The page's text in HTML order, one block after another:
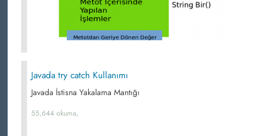
Javada try catch Kullanımı
Javada İstisna Yakalama Mantığı
55,644 okuma,